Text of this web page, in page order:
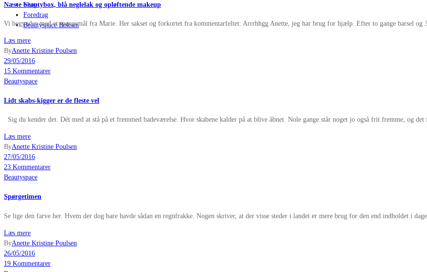
Shop
Foredrag
Beautyspace Boksen
Næste beautybox, blå neglelak og opløftende makeup
Vi begynder med et spørgsmål fra Marie. Her sakset og forkortet fra kommentarfeltet: Arrrhhgg Anette, jeg har brug for hjælp. Efter to gange barsel og
Læs mere
ByAnette Kristine Poulsen
29/05/2016
15 Kommentarer
Beautyspace
Lidt skabs-kigger er de fleste vel
Sig du kender det. Dét med at stå på et fremmed badeværelse. Hvor skabene kalder på at blive åbnet. Nole gange står noget jo også frit fremme, og det
Læs mere
ByAnette Kristine Poulsen
27/05/2016
23 Kommentarer
Beautyspace
Spørgetimen
Se lige den farve her. Hvem der dog bare havde sådan en regnfrakke. Nogen skriver, at der visse steder i landet er mere brug for den end indholdet i
Læs mere
ByAnette Kristine Poulsen
26/05/2016
19 Kommentarer